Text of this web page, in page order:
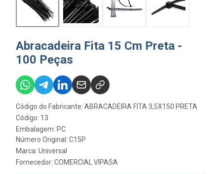
Abracadeira Fita 15 Cm Preta -
100 Peças
Código do Fabricante: ABRACADEIRA FITA 3,5X150 PRETA
Código: 13
Embalagem: PC
Número Original: C15P
Marca: Universal
Fornecedor: COMERCIAL VIPASA